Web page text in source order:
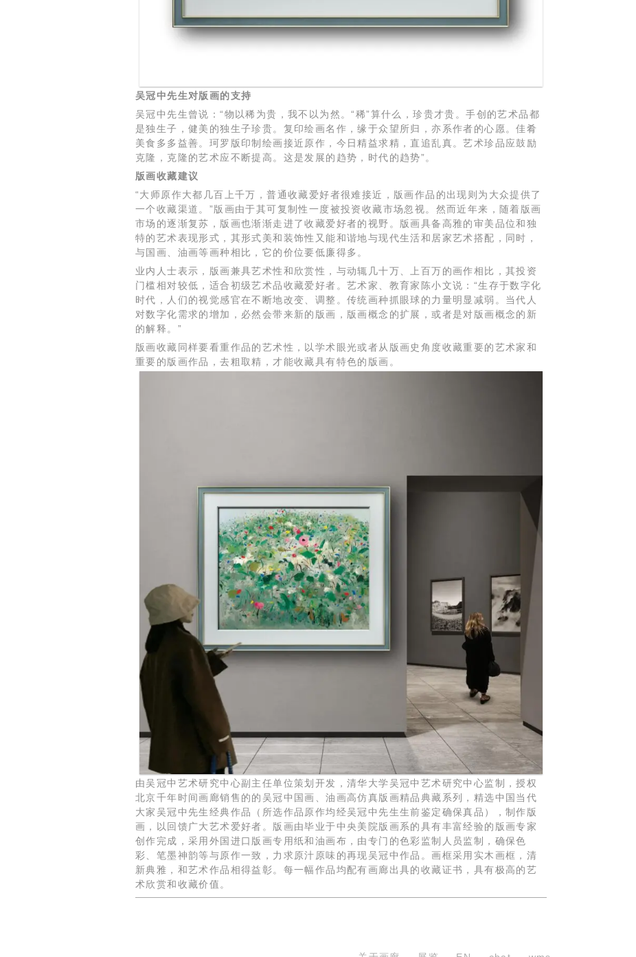
吴冠中先生对版画的支持
吴冠中先生曾说：“物以稀为贵，我不以为然。“稀”算什么，珍贵才贵。手创的艺术品都
是独生子，健美的独生子珍贵。复印绘画名作，缘于众望所归，亦系作者的心愿。佳肴
美食多多益善。珂罗版印制绘画接近原作，今日精益求精，直追乱真。艺术珍品应鼓励
克隆，克隆的艺术应不断提高。这是发展的趋势，时代的趋势”。
版画收藏建议
“大师原作大都几百上千万，普通收藏爱好者很难接近，版画作品的出现则为大众提供了
一个收藏渠道。”版画由于其可复制性一度被投资收藏市场忽视。然而近年来，随着版画
市场的逐渐复苏，版画也渐渐走进了收藏爱好者的视野。版画具备高雅的审美品位和独
特的艺术表现形式，其形式美和装饰性又能和谐地与现代生活和居家艺术搭配，同时，
与国画、油画等画种相比，它的价位要低廉得多。
业内人士表示，版画兼具艺术性和欣赏性，与动辄几十万、上百万的画作相比，其投资
门槛相对较低，适合初级艺术品收藏爱好者。艺术家、教育家陈小文说：“生存于数字化
时代，人们的视觉感官在不断地改变、调整。传统画种抓眼球的力量明显减弱。当代人
对数字化需求的增加，必然会带来新的版画，版画概念的扩展，或者是对版画概念的新
的解释。”
版画收藏同样要看重作品的艺术性，以学术眼光或者从版画史角度收藏重要的艺术家和
重要的版画作品，去粗取精，才能收藏具有特色的版画。
由吴冠中艺术研究中心副主任单位策划开发，清华大学吴冠中艺术研究中心监制，授权
北京千年时间画廊销售的的吴冠中国画、油画高仿真版画精品典藏系列，精选中国当代
大家吴冠中先生经典作品（所选作品原作均经吴冠中先生生前鉴定确保真品），制作版
画，以回馈广大艺术爱好者。版画由毕业于中央美院版画系的具有丰富经验的版画专家
创作完成，采用外国进口版画专用纸和油画布，由专门的色彩监制人员监制，确保色
彩、笔墨神韵等与原作一致，力求原汁原味的再现吴冠中作品。画框采用实木画框，清
新典雅，和艺术作品相得益彰。每一幅作品均配有画廊出具的收藏证书，具有极高的艺
术欣赏和收藏价值。